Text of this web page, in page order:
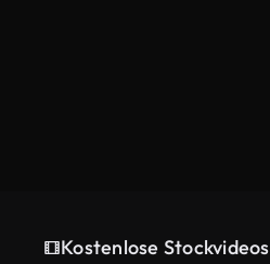
Kostenlose Stockvideos